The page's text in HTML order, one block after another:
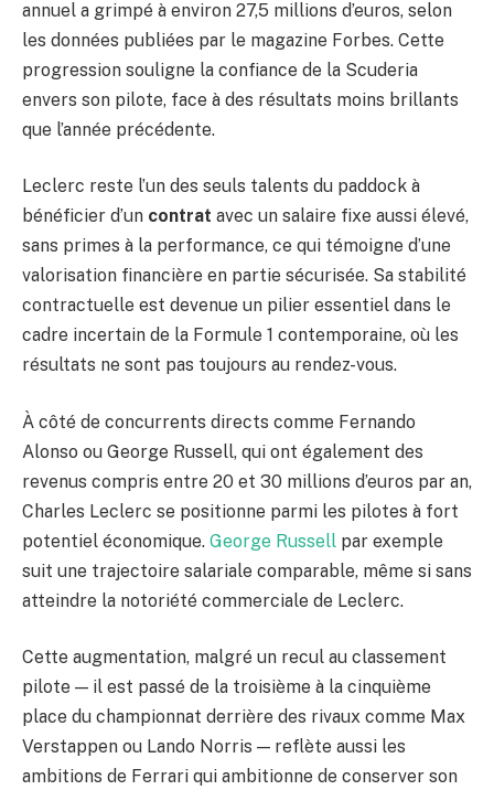
annuel a grimpé à environ 27,5 millions d’euros, selon
les données publiées par le magazine Forbes. Cette
progression souligne la confiance de la Scuderia
envers son pilote, face à des résultats moins brillants
que l’année précédente.
Leclerc reste l’un des seuls talents du paddock à
bénéficier d’un contrat avec un salaire fixe aussi élevé,
sans primes à la performance, ce qui témoigne d’une
valorisation financière en partie sécurisée. Sa stabilité
contractuelle est devenue un pilier essentiel dans le
cadre incertain de la Formule 1 contemporaine, où les
résultats ne sont pas toujours au rendez-vous.
À côté de concurrents directs comme Fernando
Alonso ou George Russell, qui ont également des
revenus compris entre 20 et 30 millions d’euros par an,
Charles Leclerc se positionne parmi les pilotes à fort
potentiel économique. George Russell par exemple
suit une trajectoire salariale comparable, même si sans
atteindre la notoriété commerciale de Leclerc.
Cette augmentation, malgré un recul au classement
pilote — il est passé de la troisième à la cinquième
place du championnat derrière des rivaux comme Max
Verstappen ou Lando Norris — reflète aussi les
ambitions de Ferrari qui ambitionne de conserver son